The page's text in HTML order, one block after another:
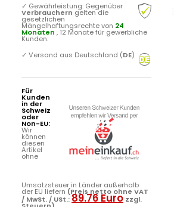
✓ Gewährleistung: Gegenüber
Verbrauchern gelten die
gesetzlichen
Mängelhaftungsrechte von 24
Monaten , 12 Monate für gewerbliche
Kunden.
✓ Versand aus Deutschland (DE)
Für
Kunden
in der
Schweiz
oder
Non-EU:
Wir
können
diesen
Artikel
ohne
Umsatzsteuer in Länder außerhalb
der EU liefern (Preis netto ohne VAT
/ MwSt. / USt.:89.76 Euro zzgl.